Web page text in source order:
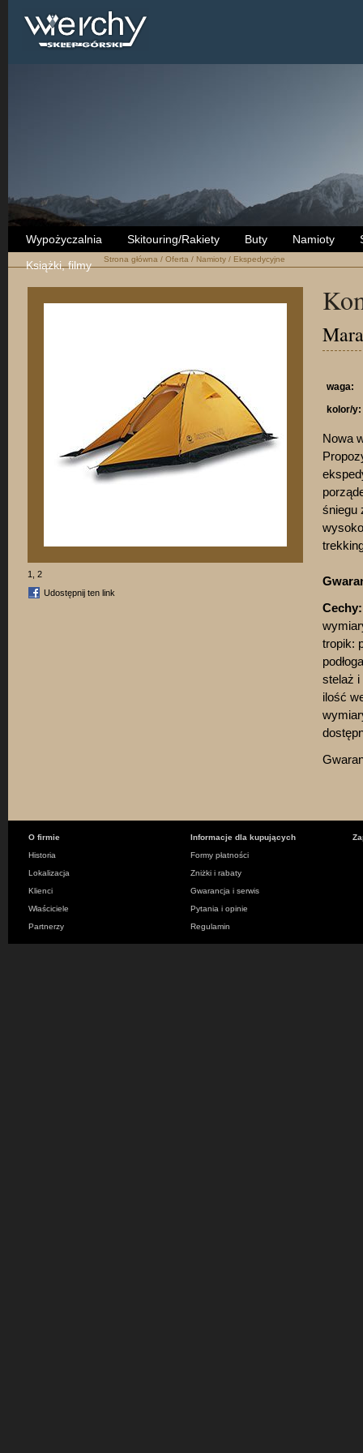
Wypożyczalnia Skitouring/Rakiety Buty Namioty
Książki, filmy
Strona główna / Oferta / Namioty / Ekspedycyjne
1
2
Udostępnij ten link
waga:
kolor/y:
Nowa
śniegu
Cechy:
tropik:
stelaż i
ilość
O firmie
Historia
Lokalizacja
Klienci
Właściciele
Partnerzy
Informacje dla kupujących
Formy płatności
Zniżki i rabaty
Gwarancja i serwis
Pytania i opinie
Regulamin